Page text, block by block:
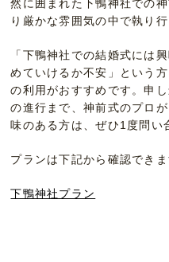
然に囲まれた下鴨神社での
り厳かな雰囲気の中で執り
「下鴨神社での結婚式には
めていけるか不安」という
の利用がおすすめです。申
の進行まで、神前式のプロ
味のある方は、ぜひ1度問い
プランは下記から確認できま
下鴨神社プラン